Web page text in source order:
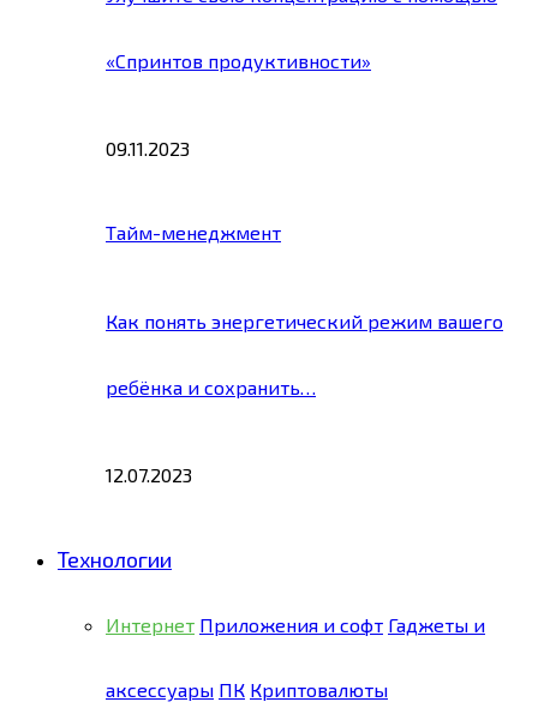
«Спринтов продуктивности»
09.11.2023
Тайм-менеджмент
Как понять энергетический режим вашего
ребёнка и сохранить…
12.07.2023
Технологии
Интернет Приложения и софт Гаджеты и
аксессуары ПК Криптовалюты